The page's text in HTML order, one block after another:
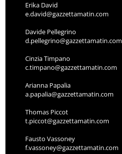
Erika David
e.david@gazzettamatin.com
Davide Pellegrino
d.pellegrino@gazzettamatin.com
Cinzia Timpano
c.timpano@gazzettamatin.com
Arianna Papalia
a.papalia@gazzettamatin.com
Thomas Piccot
t.piccot@gazzettamatin.com
Fausto Vassoney
f.vassoney@gazzettamatin.com